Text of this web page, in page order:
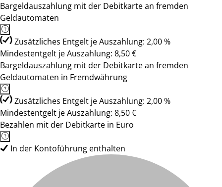
Bargeldauszahlung mit der Debitkarte an fremden
Geldautomaten
Zusätzliches Entgelt je Auszahlung: 2,00 %
Mindestentgelt je Auszahlung: 8,50 €
Bargeldauszahlung mit der Debitkarte an fremden
Geldautomaten in Fremdwährung
Zusätzliches Entgelt je Auszahlung: 2,00 %
Mindestentgelt je Auszahlung: 8,50 €
Bezahlen mit der Debitkarte in Euro
In der Kontoführung enthalten